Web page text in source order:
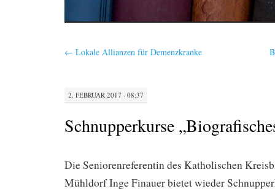
← Lokale Allianzen für Demenzkranke
2. FEBRUAR 2017 · 08:37
Schnupperkurse
Die Seniorenreferentin des Katholischen
Mühldorf Inge Finauer bietet wieder